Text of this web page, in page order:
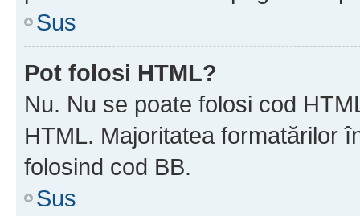
Sus
Pot folosi HTML?
Nu. Nu se poate folosi cod
HTML. Majoritatea formatărilor
folosind cod BB.
Sus